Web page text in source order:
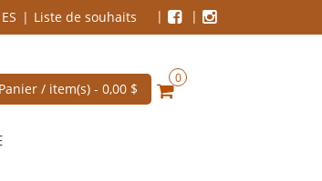
ES Liste de souhaits
Panier / item(s) - 0,00 $
0